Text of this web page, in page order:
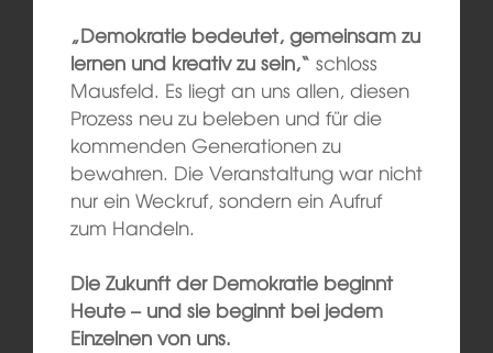
„Demokratie bedeutet, gemeinsam zu
lernen und kreativ zu sein,“ schloss
Mausfeld. Es liegt an uns allen, diesen
Prozess neu zu beleben und für die
kommenden Generationen zu
bewahren. Die Veranstaltung war nicht
nur ein Weckruf, sondern ein Aufruf
zum Handeln.
Die Zukunft der Demokratie beginnt
Heute – und sie beginnt bei jedem
Einzelnen von uns.